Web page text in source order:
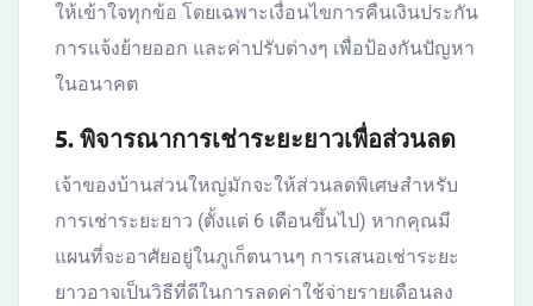
ให้เข้าใจทุกข้อ โดยเฉพาะเงื่อนไขการคืนเงินประกัน
การแจ้งย้ายออก และค่าปรับต่างๆ เพื่อป้องกันปัญหา
ในอนาคต
5. พิจารณาการเช่าระยะยาวเพื่อส่วนลด
เจ้าของบ้านส่วนใหญ่มักจะให้ส่วนลดพิเศษสำหรับ
การเช่าระยะยาว (ตั้งแต่ 6 เดือนขึ้นไป) หากคุณมี
แผนที่จะอาศัยอยู่ในภูเก็ตนานๆ การเสนอเช่าระยะ
ยาวอาจเป็นวิธีที่ดีในการลดค่าใช้จ่ายรายเดือนลง